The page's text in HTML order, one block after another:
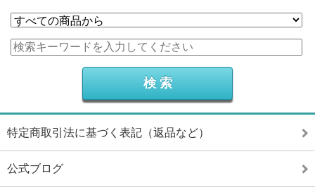
特定商取引法に基づく表記（返品など）
公式ブログ